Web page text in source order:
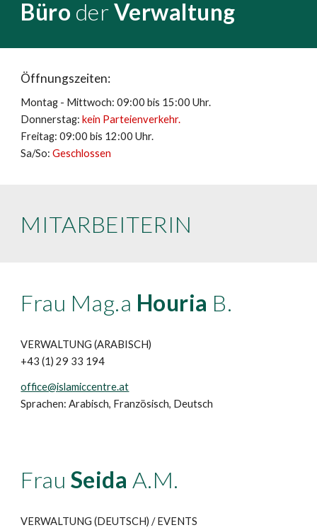
Büro derVerwaltung
Öffnungszeiten:
Montag - Mittwoch:09:00 bis 15:00 Uhr.
Donnerstag:kein Parteienverkehr.
Freitag:09:00 bis 12:00 Uhr.
Sa/So:Geschlossen
MITARBEITERIN
Frau Mag.a Houria B.
VERWALTUNG (ARABISCH)
+43 (1) 29 33 194
office@islamiccentre.at
Sprachen: Arabisch, Französisch, Deutsch
Frau Seida A.M.
VERWALTUNG (DEUTSCH) /EVENTS